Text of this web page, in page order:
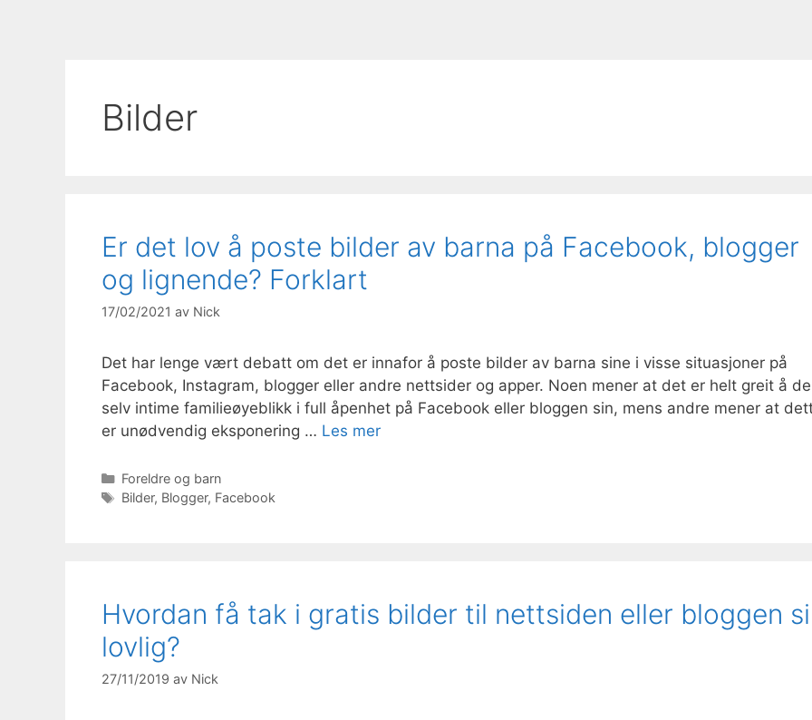
Bilder
Er det lov å poste bilder av barna på Facebook, blogger
og lignende? Forklart
17/02/2021 av Nick
Det har lenge vært debatt om det er innafor å poste bilder av barna sine i visse situasjoner på
Facebook, Instagram, blogger eller andre nettsider og apper. Noen mener at det er helt greit å
selv intime familieøyeblikk i full åpenhet på Facebook eller bloggen sin, mens andre mener at
er unødvendig eksponering … Les mer
Kategorier
Foreldre og barn
Stikkord
Bilder, Blogger, Facebook
Hvordan få tak i gratis bilder til nettsiden eller bloggen
lovlig?
27/11/2019 av Nick